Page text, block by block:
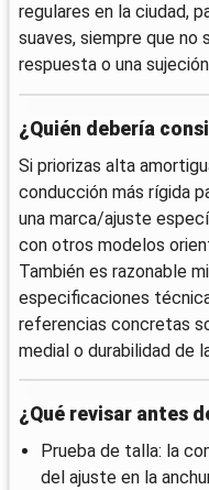
regulares en la ciudad,
suaves, siempre que no
respuesta o una
¿Quién debería
Si priorizas alta
conducción más rígida
una marca/ajuste
con otros modelos
También es razonable
especificaciones
referencias concretas
medial o durabilidad de
¿Qué revisar antes
Prueba de talla: la
del ajuste en la